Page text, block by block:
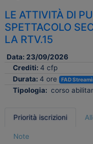
LE ATTIVITÀ DI
SPETTACOLO
LA RTV.15
Data: 23/09/2026
Crediti: 4 cfp
Durata: 4 ore FAD
Tipologia: corso
Priorità iscrizioni
Note